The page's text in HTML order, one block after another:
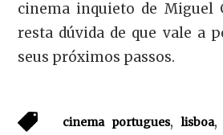
cinema inquieto de Miguel
resta dúvida de que vale a
seus próximos passos.
cinema portugues,lisboa,